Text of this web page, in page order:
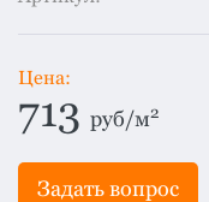
Цена:
713 руб/м2
Задать вопрос